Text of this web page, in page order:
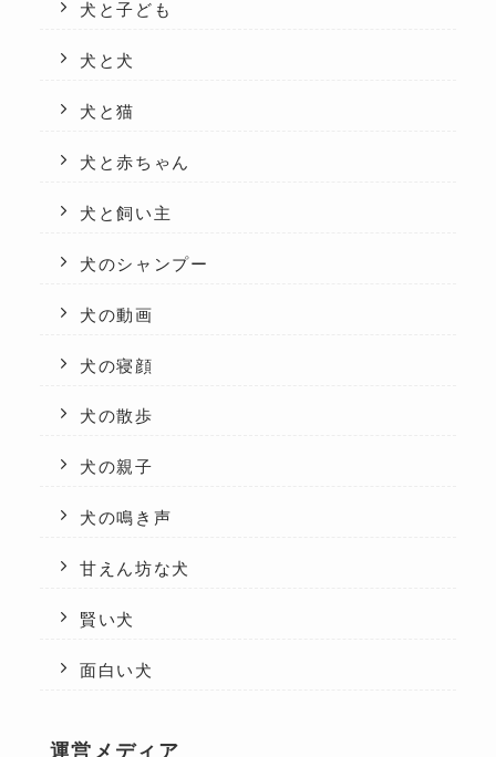
犬と子ども
犬と犬
犬と猫
犬と赤ちゃん
犬と飼い主
犬のシャンプー
犬の動画
犬の寝顔
犬の散歩
犬の親子
犬の鳴き声
甘えん坊な犬
賢い犬
面白い犬
運営メディア